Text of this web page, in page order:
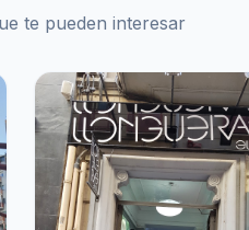
te pueden interesar